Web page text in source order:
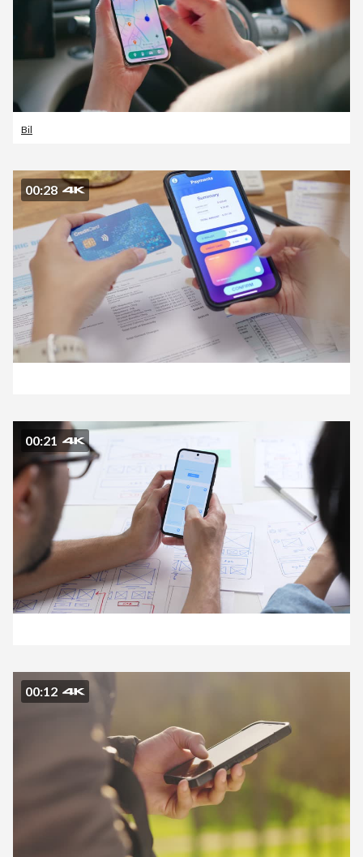
Bil
00:28
00:21
00:12